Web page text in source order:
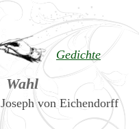
Gedichte
Wahl
Joseph von Eichendorff